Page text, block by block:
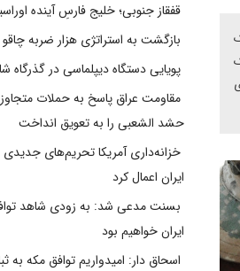
قفقاز جنوبی؛ خلیج فارسِ آینده
بازگشت به استراتژی هزار ضربه چاقو
پویایی دستگاه دیپلماسی در گذرگاه
مقاومت عراق پاسخ به حملات
حشد الشعبی را به تعویق انداخت
خزانه‌داری آمریکا تحریم‌های جدیدی
ایران اعمال کرد
بسنت مدعی شد: به زودی شاهد
ایران خواهیم بود
اسحاق دار: امیدواریم توافق مکه به